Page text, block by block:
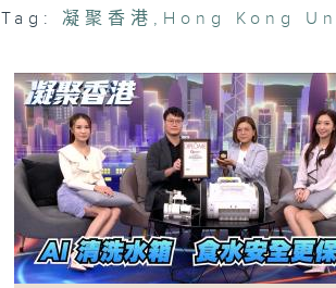
Tag:
凝聚香港 , Hong Kong